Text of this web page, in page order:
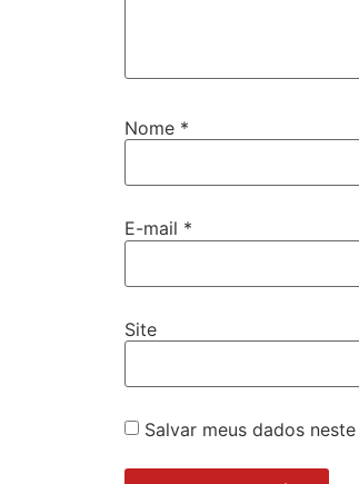
Nome *
E-mail *
Site
Salvar meus dados